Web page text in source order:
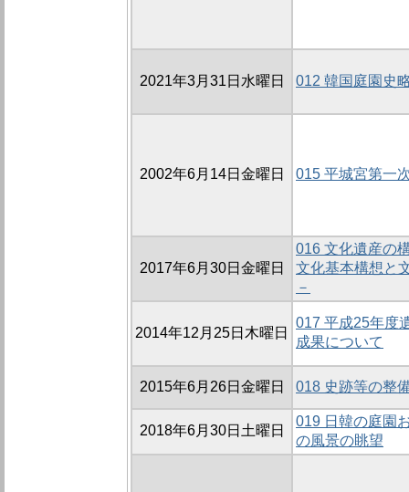
2021年3月31日水曜日 012 韓国庭園史
2002年6月14日金曜日 015 平城宮第一
2017年6月30日金曜日
016 文化遺産の
文化基本構想と
－
2014年12月25日木曜日
017 平成25年度
成果について
2015年6月26日金曜日 018 史跡等の整
2018年6月30日土曜日
019 日韓の庭園
の風景の眺望